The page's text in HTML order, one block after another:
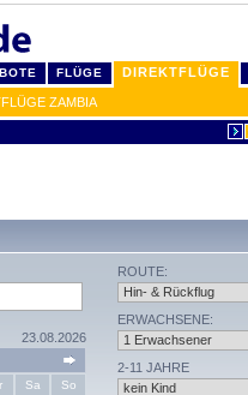
FLÜGE DIREKTFLÜGE
ZAMBIA
23.08.2026
Sa So
ROUTE:
ERWACHSENE:
2-11 JAHRE